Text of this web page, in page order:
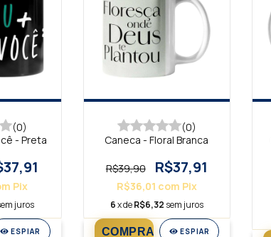
(0)
- Preta
Pix
juros
ESPIAR
(0)
Caneca - Floral Branca
R$39,90 R$37,91
R$36,01 com Pix
6x deR$6,32 sem juros
ESPIAR